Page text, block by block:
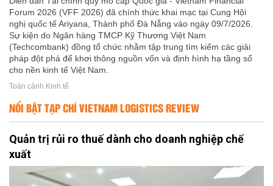
Forum 2026 (VFF 2026) đã chính thức khai mạc tại Cung Hội
nghị quốc tế Ariyana, Thành phố Đà Nẵng vào ngày 09/7/2026.
Sự kiện do Ngân hàng TMCP Kỹ Thương Việt Nam
(Techcombank) đồng tổ chức nhằm tập trung tìm kiếm các giải
pháp đột phá để khơi thông nguồn vốn và định hình hạ tầng số
cho nền kinh tế Việt Nam.
Toàn cảnh Kinh tế
NỔI BẬT TẠP CHÍ VIETNAM LOGISTICS REVIEW
Quản trị rủi ro thuế dành cho doanh nghiệp chế
xuất